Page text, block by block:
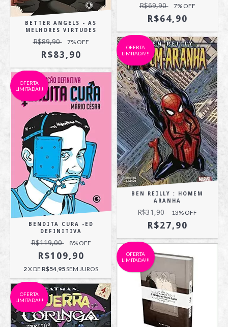
BETTER ANGELS - AS
MELHORES VIRTUDES
R$89,90 7% OFF
R$83,90
R$69,90 7% OFF
R$64,90
OFERTA
LIMITADA!!!
BENDITA CURA -ED
DEFINITIVA
R$119,00 8% OFF
R$109,90
2X DE R$54,95SEM JUROS
OFERTA
LIMITADA!!!
BEN REILLY : HOMEM
ARANHA
R$31,90 13% OFF
R$27,90
OFERTA
LIMITADA!!!
OFERTA
LIMITADA!!!